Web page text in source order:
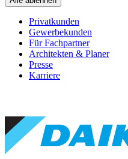
Privatkunden
Gewerbekunden
Für Fachpartner
Architekten & Planer
Presse
Karriere